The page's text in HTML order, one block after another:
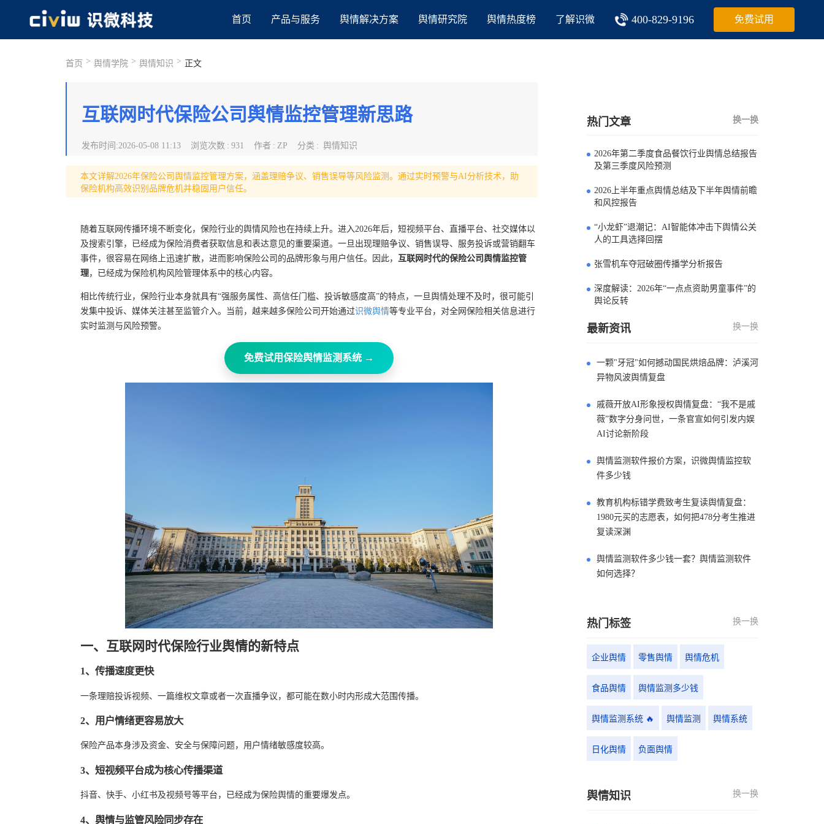
首页 产品与服务 舆情解决方案 舆情研究院 舆情热度榜 了解识微 400-829-9196 免费试用
首页 > 舆情学院 > 舆情知识 > 正文
互联网时代保险公司舆情监控管理新思路
发布时间 :2026-05-08 11:13 浏览次数 : 931 作者 : ZP 分类 : 舆情知识
本文详解2026年保险公司舆情监控管理方案，涵盖理赔争议、销售误导等风险监测。通过实时预警与AI分析技术，助
保险机构高效识别品牌危机并稳固用户信任。
随着互联网传播环境不断变化，保险行业的舆情风险也在持续上升。进入2026年后，短视频平台、直播平台、社交媒体以
及搜索引擎，已经成为保险消费者获取信息和表达意见的重要渠道。一旦出现理赔争议、销售误导、服务投诉或营销翻车
事件，很容易在网络上迅速扩散，进而影响保险公司的品牌形象与用户信任。因此， 互联网时代的保险公司舆情监控管
理，已经成为保险机构风险管理体系中的核心内容。
相比传统行业，保险行业本身就具有“强服务属性、高信任门槛、投诉敏感度高”的特点，一旦舆情处理不及时，很可能引
发集中投诉、媒体关注甚至监管介入。当前，越来越多保险公司开始通过识微舆情等专业平台，对全网保险相关信息进行
实时监测与风险预警。
免费试用保险舆情监测系统 →
一、互联网时代保险行业舆情的新特点
1、传播速度更快
一条理赔投诉视频、一篇维权文章或者一次直播争议，都可能在数小时内形成大范围传播。
2、用户情绪更容易放大
保险产品本身涉及资金、安全与保障问题，用户情绪敏感度较高。
3、短视频平台成为核心传播渠道
抖音、快手、小红书及视频号等平台，已经成为保险舆情的重要爆发点。
4、舆情与监管风险同步存在
热门文章 换一换
2026年第二季度食品餐饮行业舆情总结报告
及第三季度风险预测
2026上半年重点舆情总结及下半年舆情前瞻
和风控报告
“小龙虾”退潮记：AI智能体冲击下舆情公关
人的工具选择回摆
张雪机车夺冠破圈传播学分析报告
深度解读：2026年“一点点资助男童事件”的
舆论反转
最新资讯 换一换
一颗"牙冠"如何撼动国民烘焙品牌：泸溪河
异物风波舆情复盘
戚薇开放AI形象授权舆情复盘：“我不是戚
薇”数字分身问世，一条官宣如何引发内娱
AI讨论新阶段
舆情监测软件报价方案，识微舆情监控软
件多少钱
教育机构标错学费致考生复读舆情复盘：
1980元买的志愿表，如何把478分考生推进
复读深渊
舆情监测软件多少钱一套？舆情监测软件
如何选择？
热门标签 换一换
企业舆情 零售舆情 舆情危机
食品舆情 舆情监测多少钱
舆情监测系统 🔥 舆情监测 舆情系统
日化舆情 负面舆情
舆情知识 换一换